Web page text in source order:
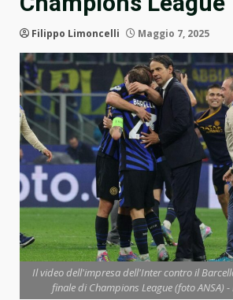
Filippo Limoncelli Maggio 7, 2025
Il video dell'impresa dell'Inter contro il
finale di Champions League (foto ANSA)